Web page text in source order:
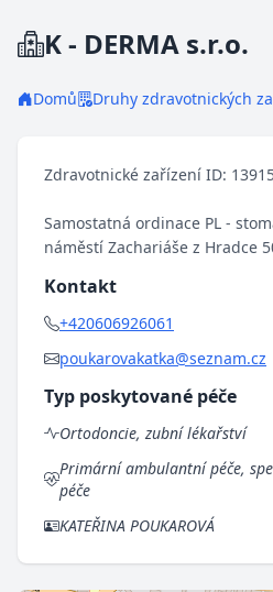
K - DERMA s.r.o.
Domů Druhy zdravotnických
Zdravotnické zařízení ID:
Samostatná ordinace PL -
náměstí Zachariáše z Hradce
Kontakt
+420606926061
poukarovakatka@seznam.cz
Typ poskytované péče
Ortodoncie, zubní lékařství
Primární ambulantní péče,
péče
KATEŘINA POUKAROVÁ